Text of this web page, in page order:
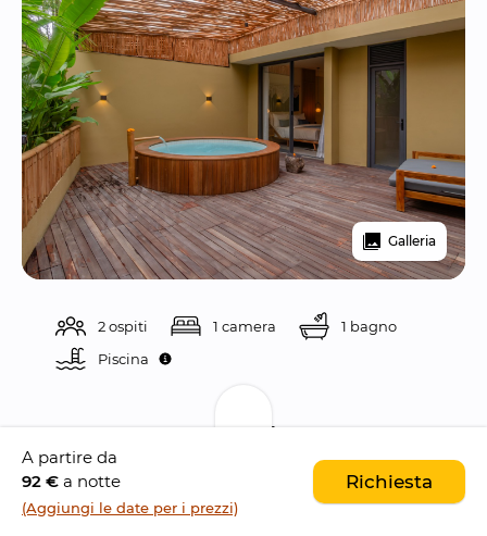
Galleria
2 ospiti 1 camera
1 bagno
Piscina
Descrizione
Canggu Cabana
è un moderno resort con un
A partire da
92 € a notte
(Aggiungi le date per i prezzi)
Richiesta